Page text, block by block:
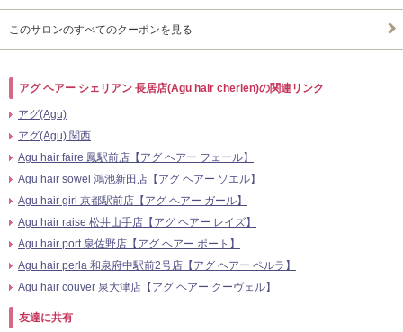
このサロンのすべてのクーポンを見る
アグ ヘアー シェリアン 長居店(Agu hair cherien)の関連リンク
アグ(Agu)
アグ(Agu) 関西
Agu hair faire 鳳駅前店【アグ ヘアー フェール】
Agu hair sowel 鴻池新田店【アグ ヘアー ソエル】
Agu hair girl 京都駅前店【アグ ヘアー ガール】
Agu hair raise 松井山手店【アグ ヘアー レイズ】
Agu hair port 泉佐野店【アグ ヘアー ポート】
Agu hair perla 和泉府中駅前2号店【アグ ヘアー ペルラ】
Agu hair couver 泉大津店【アグ ヘアー クーヴェル】
友達に共有